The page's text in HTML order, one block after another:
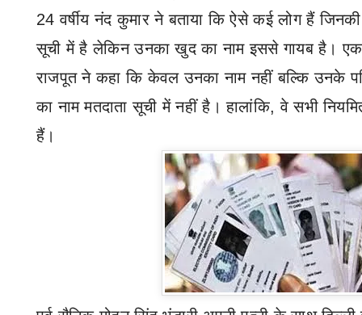
24 वर्षीय नंद कुमार ने बताया कि ऐसे कई लोग हैं
सूची में है लेकिन उनका खुद का नाम इससे गायब है।
राजपूत ने कहा कि केवल उनका नाम नहीं बल्कि उनके
का नाम मतदाता सूची में नहीं है। हालांकि,वे सभी
हैं।